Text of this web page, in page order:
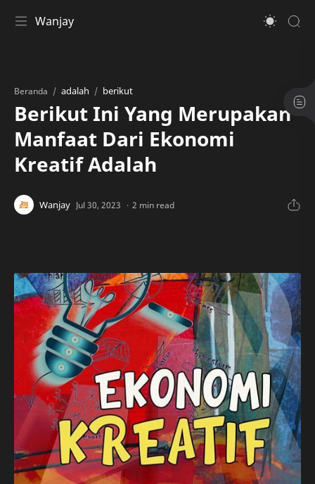
Wanjay
Beranda adalah berikut
Berikut Ini Yang Merupakan
Manfaat Dari Ekonomi
Kreatif Adalah
2 min read